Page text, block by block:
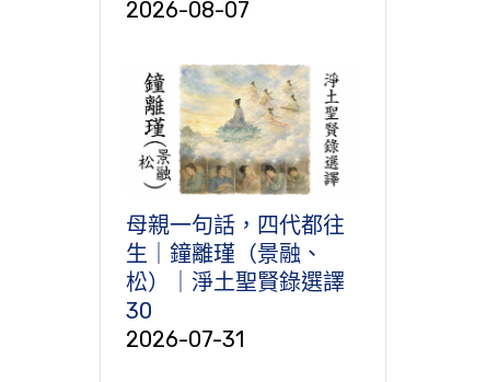
2026-08-07
母親一句話，四代都往
生｜鐘離瑾（景融、
松）｜淨土聖賢錄選譯
30
2026-07-31